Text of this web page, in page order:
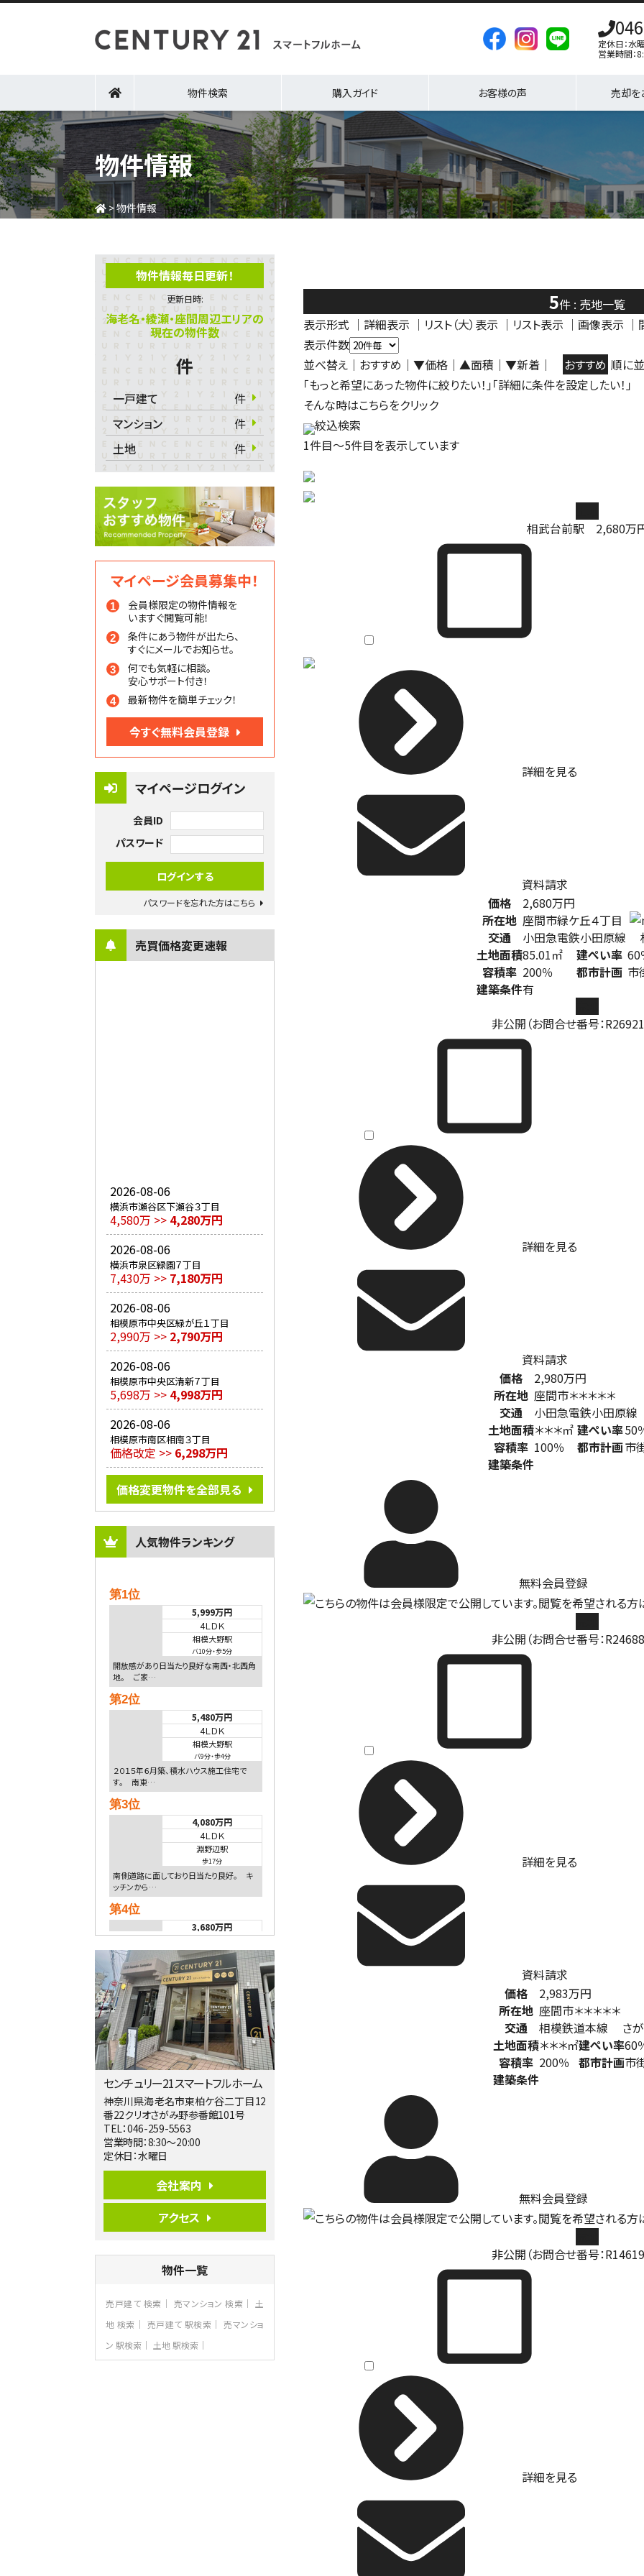
定休日：水
営業時間：
物件検索 購入ガイド お客様の声 売却を
物件情報
>物件情報
物件情報毎日更新！
更新日時:
海老名・綾瀬・座間周辺エリアの
現在の物件数
件
一戸建て
件
マンション
件
土地
件
マイページ会員募集中！
会員様限定の物件情報を
いますぐ閲覧可能！
条件にあう物件が出たら、
すぐにメールでお知らせ。
何でも気軽に相談。
安心サポート付き！
最新物件を簡単チェック！
今すぐ無料会員登録
マイページログイン
会員ID
パスワード
パスワードを忘れた方はこちら
売買価格変更速報
2026-08-06
横浜市瀬谷区下瀬谷３丁目
4,580万 >> 4,280万円
2026-08-06
横浜市泉区緑園７丁目
7,430万 >> 7,180万円
2026-08-06
相模原市中央区緑が丘１丁目
2,990万 >> 2,790万円
2026-08-06
相模原市中央区清新７丁目
5,698万 >> 4,998万円
2026-08-06
相模原市南区相南３丁目
価格改定 >> 6,298万円
価格変更物件を全部見る
人気物件ランキング
第1位
5,999万円
4ＬＤＫ
相模大野駅
バ10分・歩5分
開放感があり日当たり良好な南西・北西角
地。 ご家…
第2位
5,480万円
4ＬＤＫ
相模大野駅
バ9分・歩4分
２０１５年６月築、積水ハウス施工住宅で
す。 南東…
第3位
4,080万円
4ＬＤＫ
淵野辺駅
歩17分
南側道路に面しており日当たり良好。 キ
ッチンから…
第4位
3,680万円
海老名駅
バ15分 ・歩1分
リビングダイニング部分の床暖房完備 車
並列2台駐…
第5位
4,190万円
4ＬＤＫ
桜ヶ丘駅
バ14分・歩4分
LDK約20帖とゆとりある広さ！WIC、SIC
の…
第6位
3,598万円
全棟ＬＤＫは16帖の4ＬＤＫ！食器洗い乾燥
機や浴…
4ＬＤＫ
海老名駅
能です。 …
第8位
3,180万円
3ＬＤＫ
センチュリー21スマートフルホーム
神奈川県海老名市東柏ケ谷二丁目12
番22クリオさがみ野参番館101号
TEL：046-259-5563
営業時間：8:30～20:00
定休日：水曜日
会社案内
アクセス
物件一覧
売戸建て 検索 売マンション 検索
土
地 検索
売戸建て 駅検索
売マンショ
ン 駅検索
土地 駅検索
5件 : 売地一覧
表示形式 ｜ 詳細表示 ｜リスト（大）表示 ｜ リスト表示 ｜ 画像表示 ｜
表示件数
並べ替え ｜おすすめ ｜ ▼価格 ｜ ▲面積 ｜ ▼新着 ｜ おすすめ 順に
「もっと希望にあった物件に絞りたい！」「詳細に条件を設定したい！」
そんな時はこちらをクリック
絞込検索
1件目～5件目を表示しています
相武台前駅
2,680万
詳細を見る
資料請求
価格
2,680万円
所在地 座間市緑ケ丘４丁目
交通
小田急電鉄小田原線
土地面積85.01㎡ 建ぺい率 60
容積率 200％ 都市計画 市
建築条件有
非公開（お問合せ番号：
詳細を見る
資料請求
価格
2,980万円
所在地 座間市＊＊＊＊＊
交通
小田急電鉄小田原
土地面積＊＊＊㎡ 建ぺい率50
容積率 100％ 都市計画市
建築条件
無料会員登録
非公開（お問合せ番号：
詳細を見る
資料請求
価格
2,983万円
所在地 座間市＊＊＊＊＊
交通
相模鉄道本線 さ
土地面積＊＊＊㎡建ぺい率60
容積率 200％ 都市計画市
建築条件
無料会員登録
非公開（お問合せ番号：
詳細を見る